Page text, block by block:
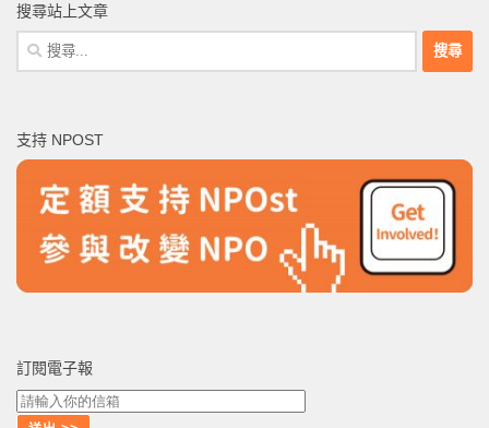
搜尋站上文章
搜
尋
字:
支持 NPOST
訂閱電子報